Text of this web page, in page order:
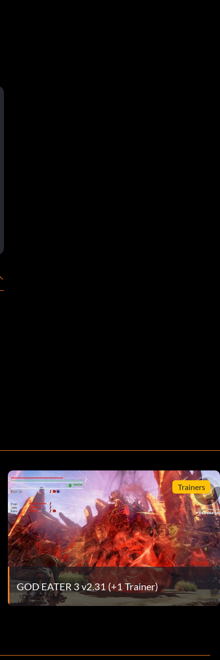
Trainers
GOD EATER 3 v2.31 (+1 Trainer)